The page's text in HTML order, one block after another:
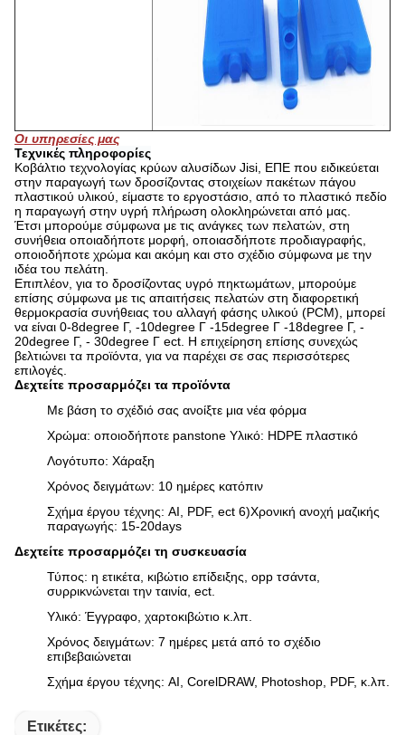
Οι υπηρεσίες μας
Τεχνικές πληροφορίες
Κοβάλτιο τεχνολογίας κρύων αλυσίδων Jisi, ΕΠΕ που ειδικεύεται
στην παραγωγή των δροσίζοντας στοιχείων πακέτων πάγου
πλαστικού υλικού, είμαστε το εργοστάσιο, από το πλαστικό πεδίο
η παραγωγή στην υγρή πλήρωση ολοκληρώνεται από μας.
Έτσι μπορούμε σύμφωνα με τις ανάγκες των πελατών, στη
συνήθεια οποιαδήποτε μορφή, οποιασδήποτε προδιαγραφής,
οποιοδήποτε χρώμα και ακόμη και στο σχέδιο σύμφωνα με την
ιδέα του πελάτη.
Επιπλέον, για το δροσίζοντας υγρό πηκτωμάτων, μπορούμε
επίσης σύμφωνα με τις απαιτήσεις πελατών στη διαφορετική
θερμοκρασία συνήθειας του αλλαγή φάσης υλικού (PCM), μπορεί
να είναι 0-8degree Γ, -10degree Γ -15degree Γ -18degree Γ, -
20degree Γ, - 30degree Γ ect. Η επιχείρηση επίσης συνεχώς
βελτιώνει τα προϊόντα, για να παρέχει σε σας περισσότερες
επιλογές.
Δεχτείτε προσαρμόζει τα προϊόντα
Με βάση το σχέδιό σας ανοίξτε μια νέα φόρμα
Χρώμα: οποιοδήποτε panstone Υλικό: HDPE πλαστικό
Λογότυπο: Χάραξη
Χρόνος δειγμάτων: 10 ημέρες κατόπιν
Σχήμα έργου τέχνης: AI, PDF, ect 6)Χρονική ανοχή μαζικής
παραγωγής: 15-20days
Δεχτείτε προσαρμόζει τη συσκευασία
Τύπος: η ετικέτα, κιβώτιο επίδειξης, opp τσάντα,
συρρικνώνεται την ταινία, ect.
Υλικό: Έγγραφο, χαρτοκιβώτιο κ.λπ.
Χρόνος δειγμάτων: 7 ημέρες μετά από το σχέδιο
επιβεβαιώνεται
Σχήμα έργου τέχνης: AI, CorelDRAW, Photoshop, PDF, κ.λπ.
Ετικέτες: